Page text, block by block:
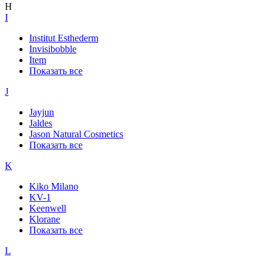
H
I
Institut Esthederm
Invisibobble
Item
Показать все
J
Jayjun
Jaldes
Jason Natural Cosmetics
Показать все
K
Kiko Milano
KV-1
Keenwell
Klorane
Показать все
L